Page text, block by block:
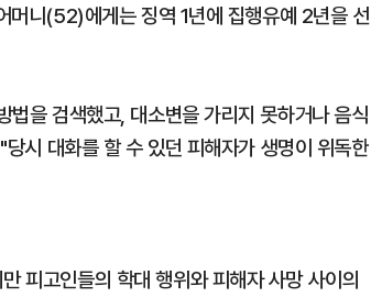
머니(52)에게는 징역 1년에 집행유예 2년을 선
을 검색했고, 대소변을 가리지 못하거나 음식
시 대화를 할 수 있던 피해자가 생명이 위독한
피고인들의 학대 행위와 피해자 사망 사이의